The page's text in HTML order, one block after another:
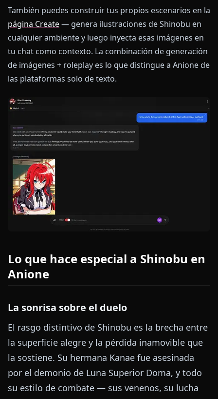
También puedes construir tus propios escenarios en la
página Create— genera ilustraciones de Shinobu en
cualquier ambiente y luego inyecta esas imágenes en
tu chat como contexto. La combinación de generación
de imágenes + roleplay es lo que distingue a Anione de
las plataformas solo de texto.
Lo que hace especial a Shinobu en
Anione
La sonrisa sobre el duelo
El rasgo distintivo de Shinobu es la brecha entre
la superficie alegre y la pérdida inamovible que
la sostiene. Su hermana Kanae fue asesinada
por el demonio de Luna Superior Doma, y todo
su estilo de combate — sus venenos, su lucha